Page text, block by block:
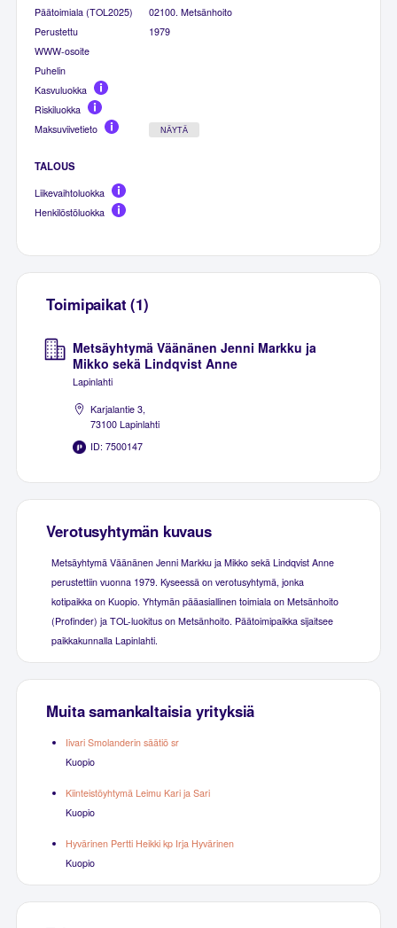
Päätoimiala (TOL2025)
02100. Metsänhoito
Perustettu
1979
WWW-osoite
Puhelin
Kasvuluokka
Riskiluokka
Maksuviivetieto
NÄYTÄ
TALOUS
Liikevaihtoluokka
Henkilöstöluokka
Toimipaikat (1)
Metsäyhtymä Väänänen Jenni Markku ja
Mikko sekä Lindqvist Anne
Lapinlahti
Karjalantie 3,
73100 Lapinlahti
ID: 7500147
Verotusyhtymän kuvaus
Metsäyhtymä Väänänen Jenni Markku ja Mikko sekä Lindqvist Anne
perustettiin vuonna 1979. Kyseessä on verotusyhtymä, jonka
kotipaikka on Kuopio. Yhtymän pääasiallinen toimiala on Metsänhoito
(Profinder) ja TOL-luokitus on Metsänhoito. Päätoimipaikka sijaitsee
paikkakunnalla Lapinlahti.
Muita samankaltaisia yrityksiä
Iivari Smolanderin säätiö sr
Kuopio
Kiinteistöyhtymä Leimu Kari ja Sari
Kuopio
Hyvärinen Pertti Heikki kp Irja Hyvärinen
Kuopio